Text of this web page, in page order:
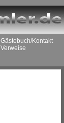
Gästebuch/Kontakt
Verweise